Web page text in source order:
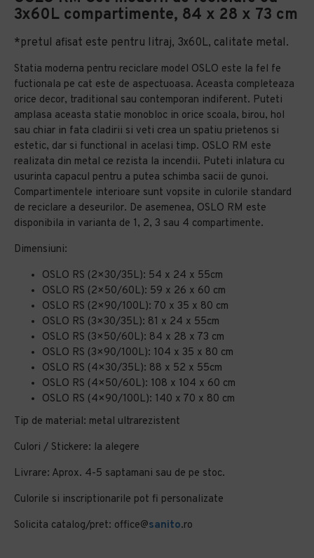
3x60L compartimente, 84 x 28 x 73 cm
*pretul afisat este pentru litraj, 3x60L, calitate metal.
Statia moderna pentru reciclare model OSLO este la fel fe
fuctionala pe cat este de aspectuoasa. Aceasta completeaza
orice decor, traditional sau contemporan indiferent. Puteti
amplasa aceasta statie monobloc in orice scoala, birou, hol
sau chiar in fata cladirii si veti crea un spatiu prietenos si
estetic, dar si functional in acelasi timp. OSLO RM este
realizata din metal ce rezista la incendii. Puteti inlatura cu
usurinta capacul pentru a putea schimba sacii de gunoi.
Compartimentele interioare sunt vopsite in culorile standard
de reciclare a deseurilor. De asemenea, OSLO RM este
disponibila in varianta de 1, 2, 3 sau 4 compartimente.
Dimensiuni:
OSLO RS (2×30/35L): 54 x 24 x 55cm
OSLO RS (2×50/60L): 59 x 26 x 60 cm
OSLO RS (2×90/100L): 70 x 35 x 80 cm
OSLO RS (3×30/35L): 81 x 24 x 55cm
OSLO RS (3×50/60L): 84 x 28 x 73 cm
OSLO RS (3×90/100L): 104 x 35 x 80 cm
OSLO RS (4×30/35L): 88 x 52 x 55cm
OSLO RS (4×50/60L): 108 x 104 x 60 cm
OSLO RS (4×90/100L): 140 x 70 x 80 cm
Tip de material: metal ultrarezistent
Culori / Stickere: la alegere
Livrare: Aprox. 4-5 saptamani sau de pe stoc.
Culorile si inscriptionarile pot fi personalizate
Solicita catalog/pret: office@sanito.ro